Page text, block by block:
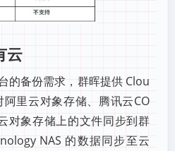
云
的备份需求，群晖提供 Clou
里云对象存储、腾讯云CO
对象存储上的文件同步到群
NAS 的数据同步至云